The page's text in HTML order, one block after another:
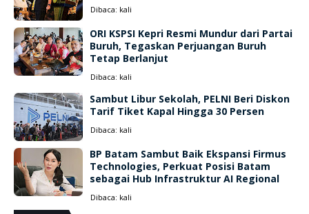
Dibaca: kali
ORI KSPSI Kepri Resmi Mundur dari Partai
Buruh, Tegaskan Perjuangan Buruh
Tetap Berlanjut
Dibaca: kali
Sambut Libur Sekolah, PELNI Beri Diskon
Tarif Tiket Kapal Hingga 30 Persen
Dibaca: kali
BP Batam Sambut Baik Ekspansi Firmus
Technologies, Perkuat Posisi Batam
sebagai Hub Infrastruktur AI Regional
Dibaca: kali